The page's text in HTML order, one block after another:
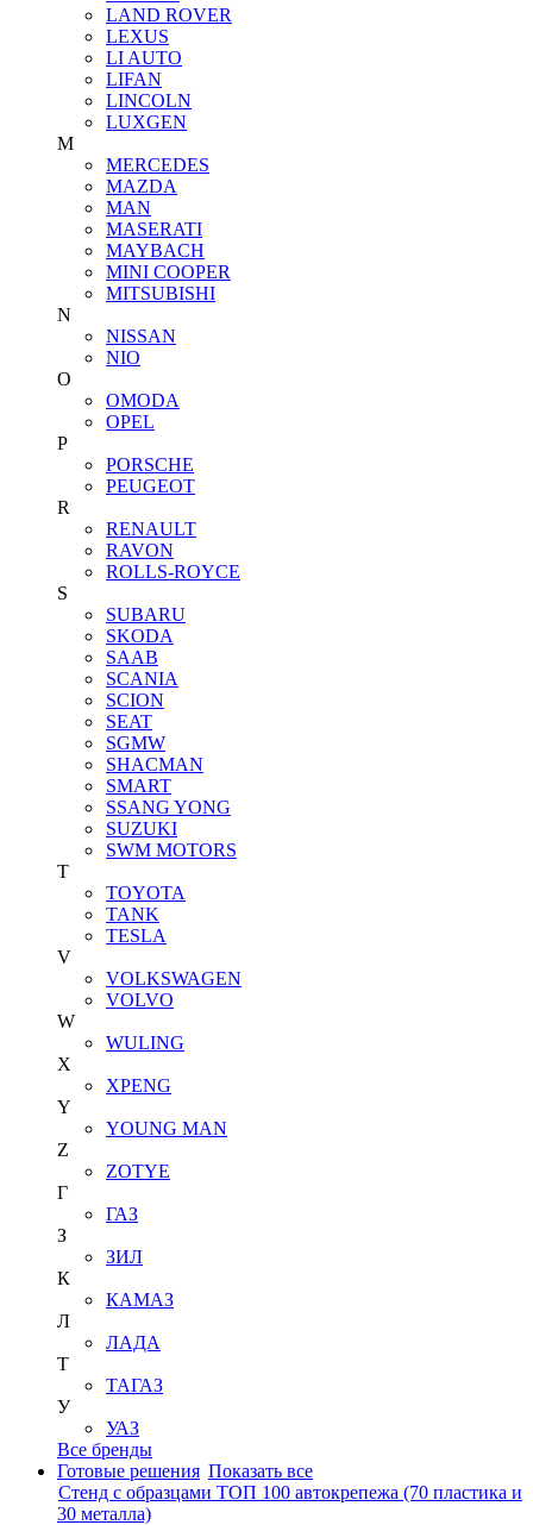
LAND ROVER
LEXUS
LI AUTO
LIFAN
LINCOLN
LUXGEN
M
MERCEDES
MAZDA
MAN
MASERATI
MAYBACH
MINI COOPER
MITSUBISHI
N
NISSAN
NIO
O
OMODA
OPEL
P
PORSCHE
PEUGEOT
R
RENAULT
RAVON
ROLLS-ROYCE
S
SUBARU
SKODA
SAAB
SCANIA
SCION
SEAT
SGMW
SHACMAN
SMART
SSANG YONG
SUZUKI
SWM MOTORS
T
TOYOTA
TANK
TESLA
V
VOLKSWAGEN
VOLVO
W
WULING
X
XPENG
Y
YOUNG MAN
Z
ZOTYE
Г
ГАЗ
З
ЗИЛ
К
КАМАЗ
Л
ЛАДА
Т
ТАГАЗ
У
УАЗ
Все бренды
Готовые решения Показать все
Стенд с образцами ТОП 100 автокрепежа (70 пластика и
30 металла)